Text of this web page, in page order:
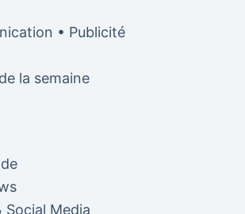
• Publicité
la semaine
Social Media